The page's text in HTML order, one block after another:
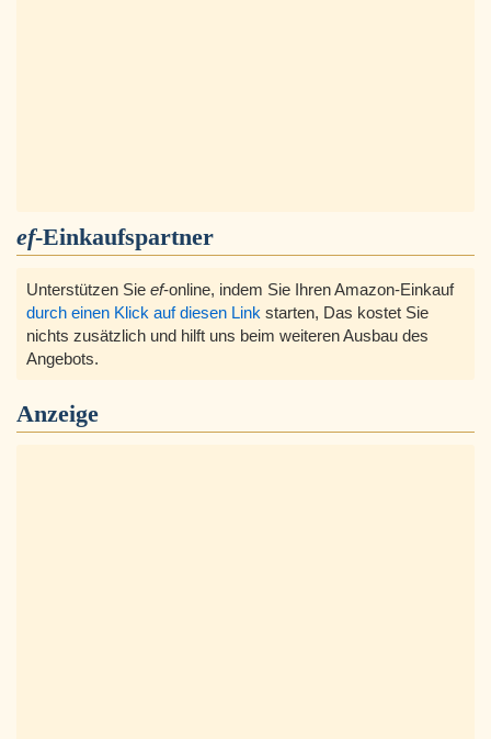
ef-Einkaufspartner
Unterstützen Sie ef-online, indem Sie Ihren Amazon-Einkauf
durch einen Klick auf diesen Link starten, Das kostet Sie
nichts zusätzlich und hilft uns beim weiteren Ausbau des
Angebots.
Anzeige